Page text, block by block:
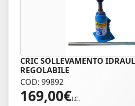
CRIC SOLLEVAMENTO
REGOLABILE
COD: 99892
169,00€I.C.